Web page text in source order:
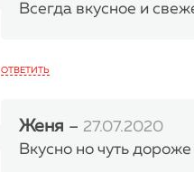
Всегда вкусное и
ОТВЕТИТЬ
Женя – 27.07.2020
Вкусно но чуть